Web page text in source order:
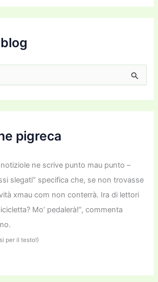
pigreca
notiziole ne scrive punto mau punto –
slegati” specifica che, se non trovasse
xmau com non conterrà. Ira di lettori
Mo’ pedalerà!”, commenta
per il testo!)